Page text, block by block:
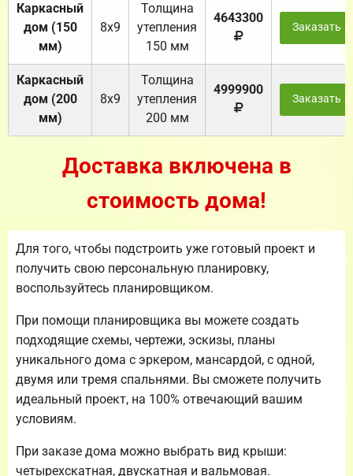
Каркасный
дом (150
мм)
8х9
Толщина
утепления
150 мм
4643300
Заказать
Каркасный
дом (200
мм)
8х9
Толщина
утепления
200 мм
4999900
Заказать
Доставка включена в
стоимость дома!
Для того, чтобы подстроить уже готовый проект и
получить свою персональную планировку,
воспользуйтесь планировщиком.
При помощи планировщика вы можете создать
подходящие схемы, чертежи, эскизы, планы
уникального дома с эркером, мансардой, с одной,
двумя или тремя спальнями. Вы сможете получить
идеальный проект, на 100% отвечающий вашим
условиям.
При заказе дома можно выбрать вид крыши:
четырехскатная, двускатная и вальмовая.